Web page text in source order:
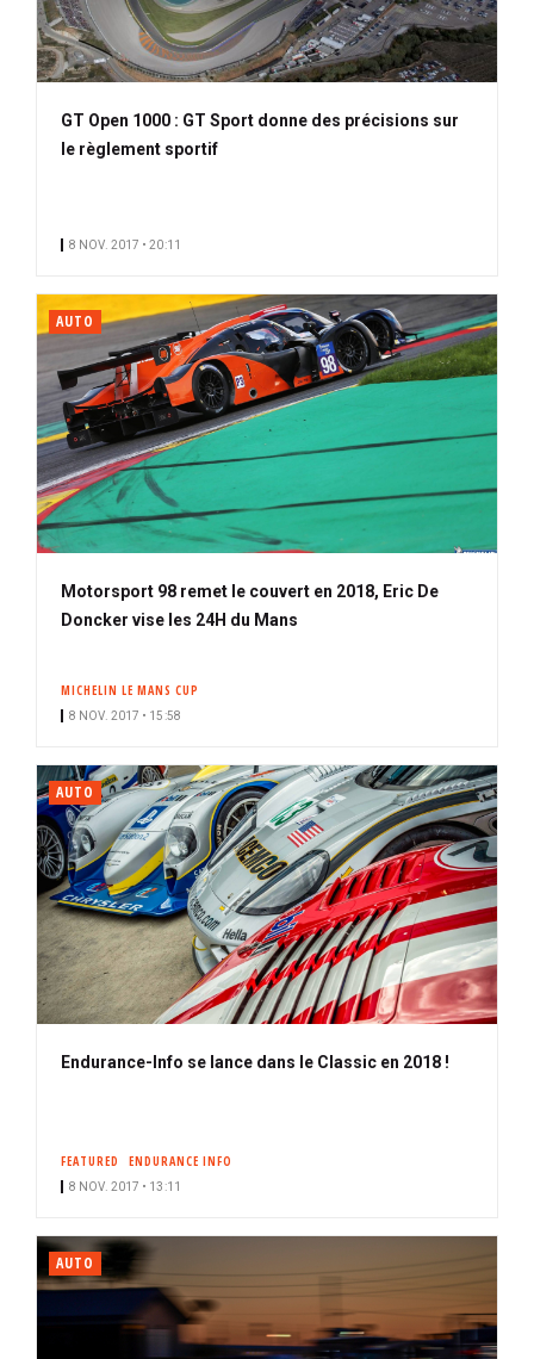
GT Open 1000 : GT Sport donne des précisions sur
le règlement sportif
8 NOV. 2017 • 20:11
AUTO
Motorsport 98 remet le couvert en 2018, Eric De
Doncker vise les 24H du Mans
MICHELIN LE MANS CUP
8 NOV. 2017 • 15:58
AUTO
Endurance-Info se lance dans le Classic en 2018 !
FEATURED ENDURANCE INFO
8 NOV. 2017 • 13:11
AUTO